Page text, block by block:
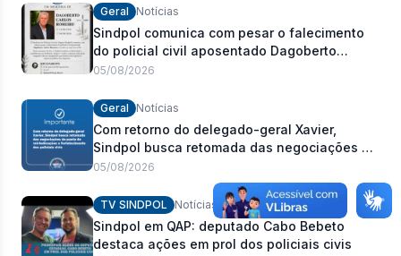
Geral Notícias
Sindpol comunica com pesar o falecimento
do policial civil aposentado Dagoberto
Carlos Romeiro
05/08/2026
Geral Notícias
Com retorno do delegado-geral Xavier,
Sindpol busca retomada das negociações da
pauta de reivindicações e fortalecimento dos
05/08/2026
TV SINDPOL Notícias
Sindpol em QAP: deputado Cabo Bebeto
destaca ações em prol dos policiais civis